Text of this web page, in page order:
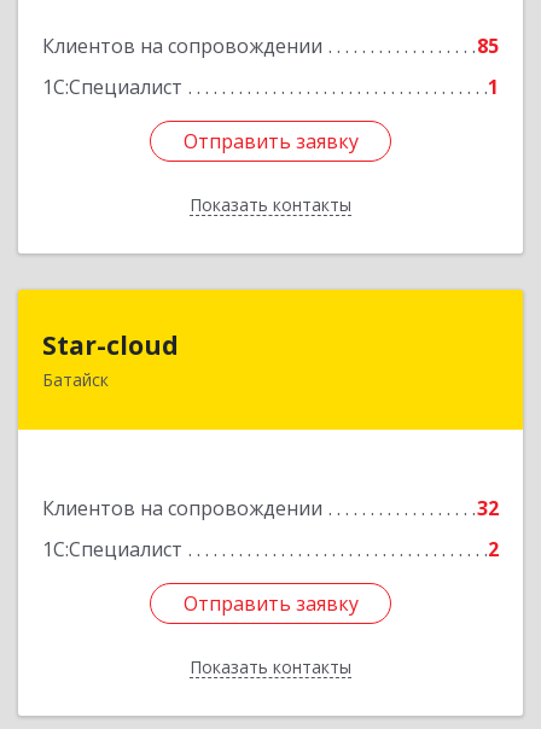
Клиентов на сопровождении
85
1С:Специалист
1
Отправить заявку
Показать контакты
Отправить заявку
Назад
Star-cloud
Батайск
Клиентов на сопровождении
32
1С:Специалист
2
Отправить заявку
Показать контакты
346880, Ростовская обл, Батайск г, Фермерская
Отправить заявку
Назад